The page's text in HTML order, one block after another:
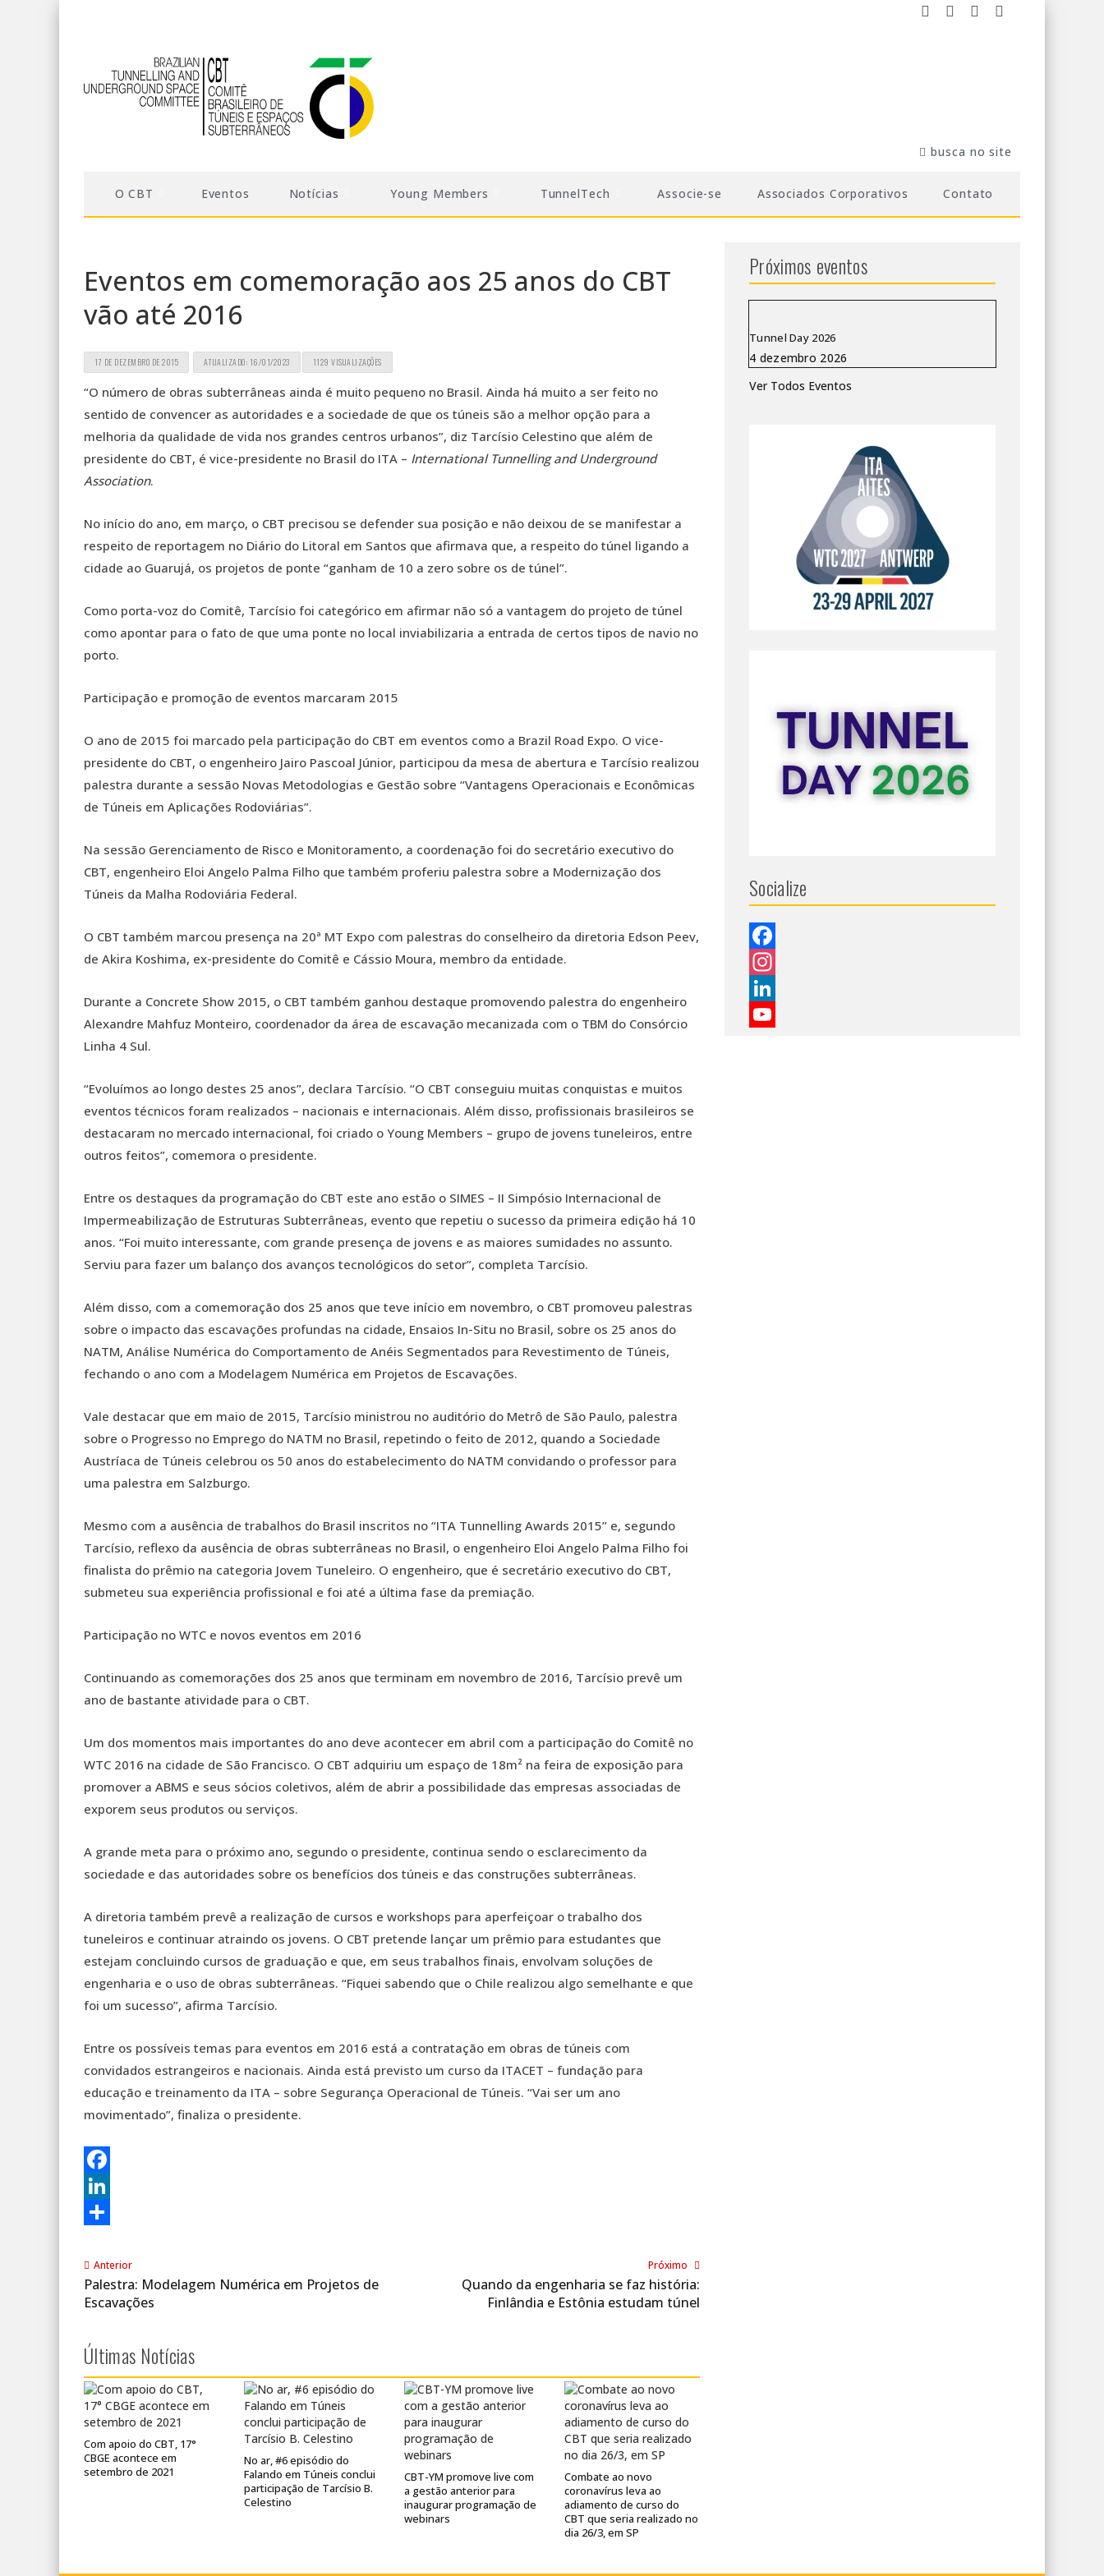
O CBT Eventos Notícias Young Members TunnelTech Associe-se Associados Corporativos Contato
Eventos em comemoração aos 25 anos do CBT
vão até 2016
17 DE DEZEMBRO DE 2015 ATUALIZADO: 16/01/2023 1129 VISUALIZAÇÕES
“O número de obras subterrâneas ainda é muito pequeno no Brasil. Ainda há muito a ser feito no
sentido de convencer as autoridades e a sociedade de que os túneis são a melhor opção para a
melhoria da qualidade de vida nos grandes centros urbanos”, diz Tarcísio Celestino que além de
presidente do CBT, é vice-presidente no Brasil do ITA – International Tunnelling and Underground
Association.
No início do ano, em março, o CBT precisou se defender sua posição e não deixou de se manifestar a
respeito de reportagem no Diário do Litoral em Santos que afirmava que, a respeito do túnel ligando a
cidade ao Guarujá, os projetos de ponte “ganham de 10 a zero sobre os de túnel”.
Como porta-voz do Comitê, Tarcísio foi categórico em afirmar não só a vantagem do projeto de túnel
como apontar para o fato de que uma ponte no local inviabilizaria a entrada de certos tipos de navio no
porto.
Participação e promoção de eventos marcaram 2015
O ano de 2015 foi marcado pela participação do CBT em eventos como a Brazil Road Expo. O vice-
presidente do CBT, o engenheiro Jairo Pascoal Júnior, participou da mesa de abertura e Tarcísio realizou
palestra durante a sessão Novas Metodologias e Gestão sobre “Vantagens Operacionais e Econômicas
de Túneis em Aplicações Rodoviárias”.
Na sessão Gerenciamento de Risco e Monitoramento, a coordenação foi do secretário executivo do
CBT, engenheiro Eloi Angelo Palma Filho que também proferiu palestra sobre a Modernização dos
Túneis da Malha Rodoviária Federal.
O CBT também marcou presença na 20ª MT Expo com palestras do conselheiro da diretoria Edson Peev,
de Akira Koshima, ex-presidente do Comitê e Cássio Moura, membro da entidade.
Durante a Concrete Show 2015, o CBT também ganhou destaque promovendo palestra do engenheiro
Alexandre Mahfuz Monteiro, coordenador da área de escavação mecanizada com o TBM do Consórcio
Linha 4 Sul.
“Evoluímos ao longo destes 25 anos”, declara Tarcísio. “O CBT conseguiu muitas conquistas e muitos
eventos técnicos foram realizados – nacionais e internacionais. Além disso, profissionais brasileiros se
destacaram no mercado internacional, foi criado o Young Members – grupo de jovens tuneleiros, entre
outros feitos”, comemora o presidente.
Entre os destaques da programação do CBT este ano estão o SIMES – II Simpósio Internacional de
Impermeabilização de Estruturas Subterrâneas, evento que repetiu o sucesso da primeira edição há 10
anos. “Foi muito interessante, com grande presença de jovens e as maiores sumidades no assunto.
Serviu para fazer um balanço dos avanços tecnológicos do setor”, completa Tarcísio.
Além disso, com a comemoração dos 25 anos que teve início em novembro, o CBT promoveu palestras
sobre o impacto das escavações profundas na cidade, Ensaios In-Situ no Brasil, sobre os 25 anos do
NATM, Análise Numérica do Comportamento de Anéis Segmentados para Revestimento de Túneis,
fechando o ano com a Modelagem Numérica em Projetos de Escavações.
Vale destacar que em maio de 2015, Tarcísio ministrou no auditório do Metrô de São Paulo, palestra
sobre o Progresso no Emprego do NATM no Brasil, repetindo o feito de 2012, quando a Sociedade
Austríaca de Túneis celebrou os 50 anos do estabelecimento do NATM convidando o professor para
uma palestra em Salzburgo.
Mesmo com a ausência de trabalhos do Brasil inscritos no “ITA Tunnelling Awards 2015” e, segundo
Tarcísio, reflexo da ausência de obras subterrâneas no Brasil, o engenheiro Eloi Angelo Palma Filho foi
finalista do prêmio na categoria Jovem Tuneleiro. O engenheiro, que é secretário executivo do CBT,
submeteu sua experiência profissional e foi até a última fase da premiação.
Participação no WTC e novos eventos em 2016
Continuando as comemorações dos 25 anos que terminam em novembro de 2016, Tarcísio prevê um
ano de bastante atividade para o CBT.
Um dos momentos mais importantes do ano deve acontecer em abril com a participação do Comitê no
WTC 2016 na cidade de São Francisco. O CBT adquiriu um espaço de 18m² na feira de exposição para
promover a ABMS e seus sócios coletivos, além de abrir a possibilidade das empresas associadas de
exporem seus produtos ou serviços.
A grande meta para o próximo ano, segundo o presidente, continua sendo o esclarecimento da
sociedade e das autoridades sobre os benefícios dos túneis e das construções subterrâneas.
A diretoria também prevê a realização de cursos e workshops para aperfeiçoar o trabalho dos
tuneleiros e continuar atraindo os jovens. O CBT pretende lançar um prêmio para estudantes que
estejam concluindo cursos de graduação e que, em seus trabalhos finais, envolvam soluções de
engenharia e o uso de obras subterrâneas. “Fiquei sabendo que o Chile realizou algo semelhante e que
foi um sucesso”, afirma Tarcísio.
Entre os possíveis temas para eventos em 2016 está a contratação em obras de túneis com
convidados estrangeiros e nacionais. Ainda está previsto um curso da ITACET – fundação para
educação e treinamento da ITA – sobre Segurança Operacional de Túneis. “Vai ser um ano
movimentado”, finaliza o presidente.
Facebook
LinkedIn
Anterior
Palestra: Modelagem Numérica em Projetos de
Escavações
Próximo
Quando da engenharia se faz história:
Finlândia e Estônia estudam túnel
Últimas Notícias
Com apoio do CBT, 17°
CBGE acontece em
setembro de 2021
No ar, #6 episódio do
Falando em Túneis conclui
participação de Tarcísio B.
Celestino
CBT-YM promove live com
a gestão anterior para
inaugurar programação de
webinars
Combate ao novo
coronavírus leva ao
adiamento de curso do
CBT que seria realizado no
dia 26/3, em SP
Próximos eventos
Tunnel Day 2026
Ver Todos Eventos
Socialize
Facebook
Instagram
LinkedIn